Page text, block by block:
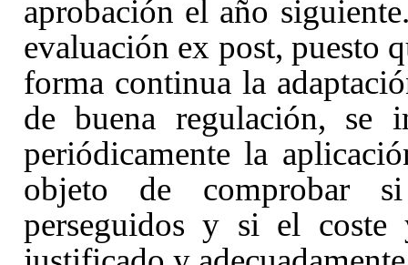
aprobación el año
evaluación ex post, puesto
forma continua la
de buena regulación, se
periódicamente la
objeto de comprobar
perseguidos y si el coste